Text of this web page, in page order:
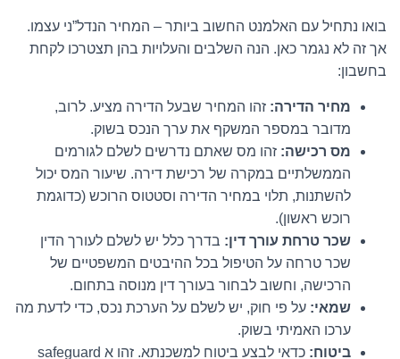
בואו נתחיל עם האלמנט החשוב ביותר – המחיר הנדל”ני עצמו.
אך זה לא נגמר כאן. הנה השלבים והעלויות בהן תצטרכו לקחת
בחשבון:
מחיר הדירה: זהו המחיר שבעל הדירה מציע. לרוב,
מדובר במספר המשקף את ערך הנכס בשוק.
מס רכישה: זהו מס שאתם נדרשים לשלם לגורמים
הממשלתיים במקרה של רכישת דירה. שיעור המס יכול
להשתנות, תלוי במחיר הדירה וסטטוס הרוכש (כדוגמת
רוכש ראשון).
שכר טרחת עורך דין: בדרך כלל יש לשלם לעורך הדין
שכר טרחה על הטיפול בכל ההיבטים המשפטיים של
הרכישה, וחשוב לבחור בעורך דין מנוסה בתחום.
שמאי: על פי חוק, יש לשלם על הערכת נכס, כדי לדעת מה
ערכו האמיתי בשוק.
ביטוח:
כדאי לבצע ביטוח למשכנתא. זהו א safeguard